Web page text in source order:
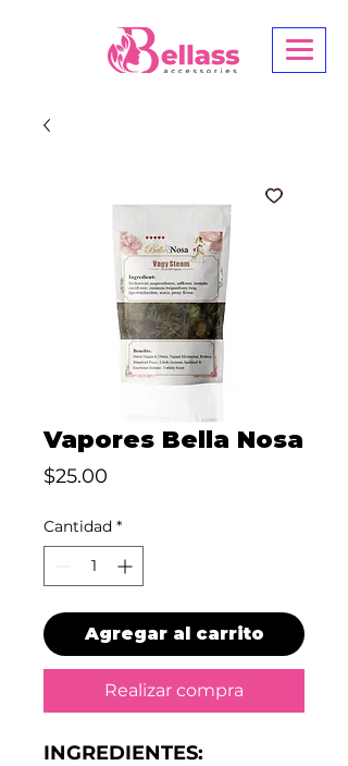
Vapores Bella Nosa
$25.00
Cantidad *
Agregar al carrito
Realizar compra
INGREDIENTES: